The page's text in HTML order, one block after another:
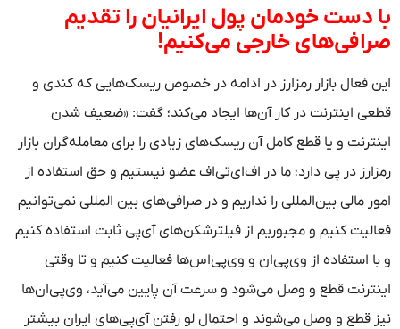
با دست خودمان پول ایرانیان را تقدیم
صرافی‌های خارجی می‌کنیم!
این فعال بازار رمزارز در ادامه در خصوص ریسک‌هایی که کندی و
قطعی اینترنت در کار آن‌ها ایجاد می‌کند؛ گفت: «ضعیف شدن
اینترنت و یا قطع کامل آن ریسک‌های زیادی را برای معامله‌گران بازار
رمزارز در پی دارد؛ ما در اف‌ای‌تی‌اف عضو نیستیم و حق استفاده از
امور مالی بین‌المللی را نداریم و در صرافی‌های بین المللی نمی‌توانیم
فعالیت کنیم و مجبوریم از فیلترشکن‌های آی‌پی ثابت استفاده کنیم
و با استفاده از وی‌پی‌ان و وی‌پی‌اس‌ها فعالیت کنیم و تا وقتی
اینترنت قطع و وصل می‌شود و سرعت آن پایین می‌آید، وی‌پی‌ان‌ها
نیز قطع و وصل می‌شوند و احتمال لو رفتن آی‌پی‌های ایران بیشتر